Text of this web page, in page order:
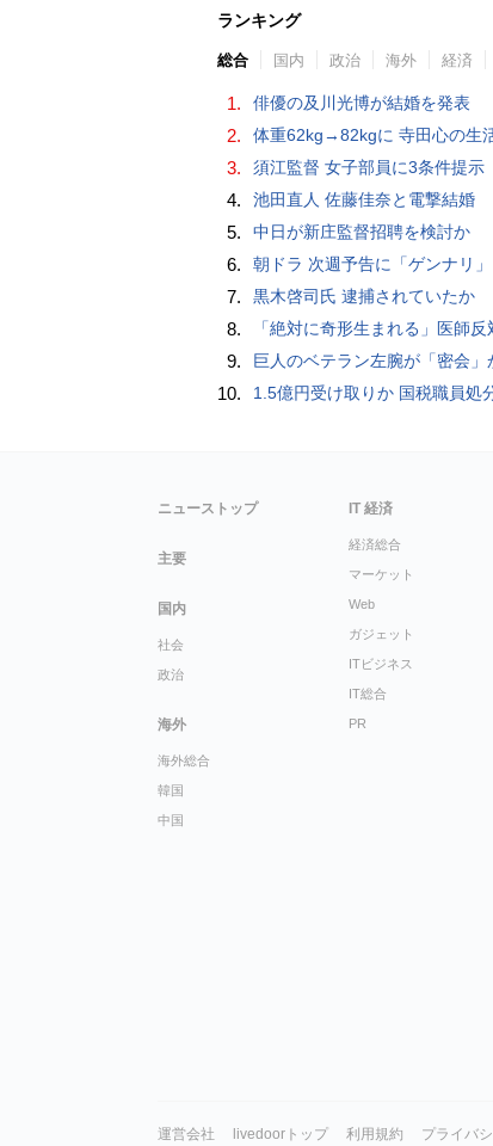
ランキング
総合 国内 政治 海外 経済
1. 俳優の及川光博が結婚を発表
2. 体重62kg→82kgに 寺田心の生
3. 須江監督 女子部員に3条件提示
4. 池田直人 佐藤佳奈と電撃結婚
5. 中日が新庄監督招聘を検討か
6. 朝ドラ 次週予告に「ゲンナリ」
7. 黒木啓司氏 逮捕されていたか
8. 「絶対に奇形生まれる」医師反
9. 巨人のベテラン左腕が「密会」
10. 1.5億円受け取りか 国税職員処
ニューストップ
主要
国内
社会
政治
海外
海外総合
韓国
中国
IT 経済
経済総合
マーケット
Web
ガジェット
ITビジネス
IT総合
PR
運営会社 livedoorトップ 利用規約 プライバ